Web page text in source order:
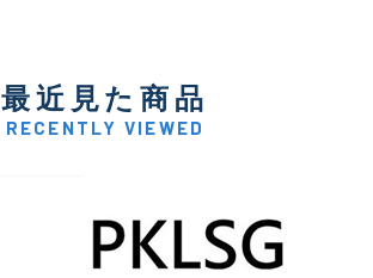
最近見た商品
RECENTLY VIEWED